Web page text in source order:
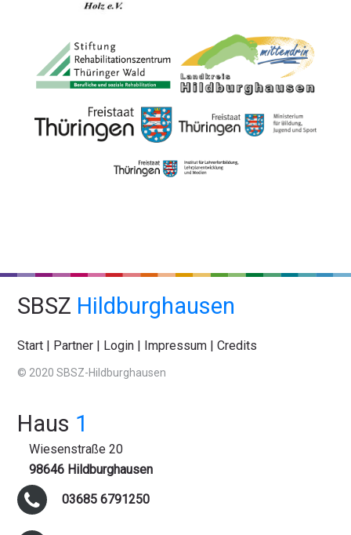
SBSZ Hildburghausen
Start | Partner | Login | Impressum |Credits
© 2020 SBSZ-Hildburghausen
Haus 1
Wiesenstraße 20
98646 Hildburghausen
03685 6791250